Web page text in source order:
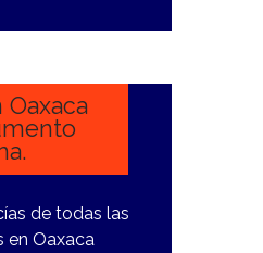
Oaxaca
de todas las
en Oaxaca